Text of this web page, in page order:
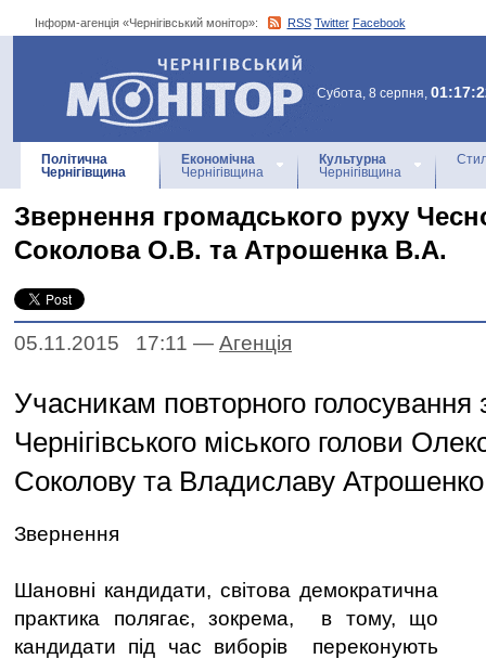
Інформ-агенція «Чернігівський монітор»: RSS Twitter Facebook
Інформ-агенція
«Чернігівський монітор»
Субота, 8 серпня,
Політична
Чернігівщина
Економічна
Чернігівщина
Культурна
Чернігівщина
Звернення громадського руху
Соколова О.В. та Атрошенка В.А.
05.11.2015 17:11 — Агенцiя
Учасникам повторного голосування
Чернігівського міського голови
Соколову та Владиславу Атрошенко
Звернення
Шановні кандидати, світова демократична
практика полягає, зокрема, в тому, що
кандидати під час виборів переконують